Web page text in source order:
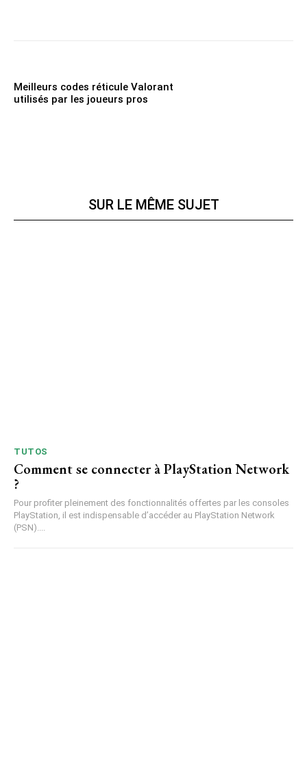
Meilleurs codes réticule Valorant
utilisés par les joueurs pros
SUR LE MÊME SUJET
TUTOS
Comment se connecter à PlayStation Network
?
Pour profiter pleinement des fonctionnalités offertes par les consoles
PlayStation, il est indispensable d’accéder au PlayStation Network
(PSN)....